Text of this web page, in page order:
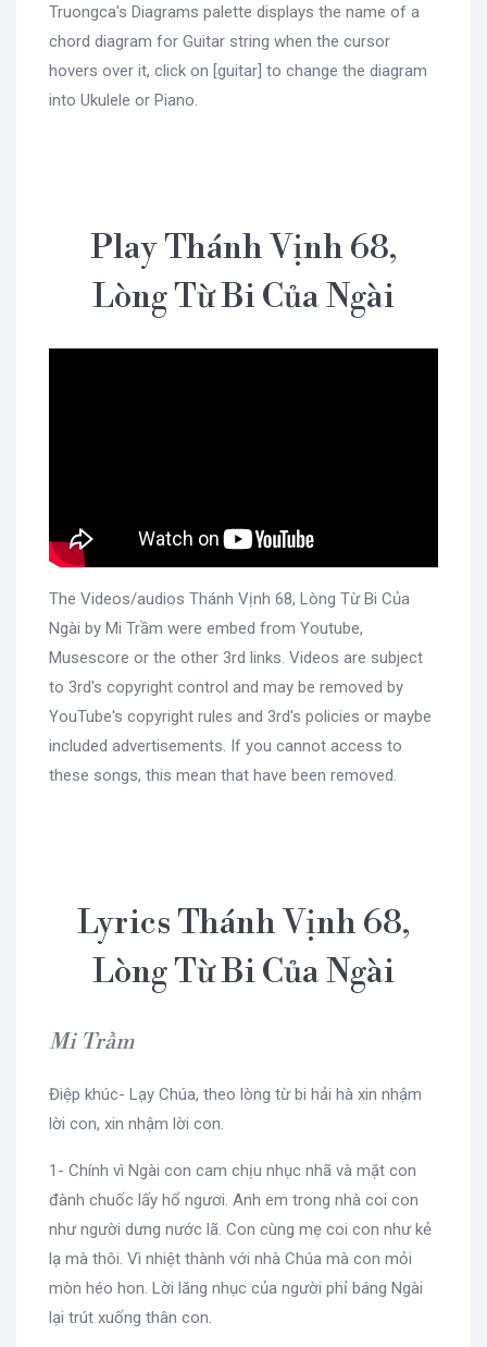
Truongca's Diagrams palette displays the name of a
chord diagram for Guitar string when the cursor
hovers over it, click on [guitar] to change the diagram
into Ukulele or Piano.
Play Thánh Vịnh 68,
Lòng Từ Bi Của Ngài
The Videos/audios Thánh Vịnh 68, Lòng Từ Bi Của
Ngài by Mi Trầm were embed from Youtube,
Musescore or the other 3rd links. Videos are subject
to 3rd's copyright control and may be removed by
YouTube's copyright rules and 3rd's policies or maybe
included advertisements. If you cannot access to
these songs, this mean that have been removed.
Lyrics Thánh Vịnh 68,
Lòng Từ Bi Của Ngài
Mi Trầm
Điệp khúc- Lạy Chúa, theo lòng từ bi hải hà xin nhậm
lời con, xin nhậm lời con.
1- Chính vì Ngài con cam chịu nhục nhã và mặt con
đành chuốc lấy hổ ngươi. Anh em trong nhà coi con
như người dưng nước lã. Con cùng mẹ coi con như kẻ
lạ mà thôi. Vì nhiệt thành với nhà Chúa mà con mỏi
mòn héo hon. Lời lăng nhục của người phỉ báng Ngài
lại trút xuống thân con.